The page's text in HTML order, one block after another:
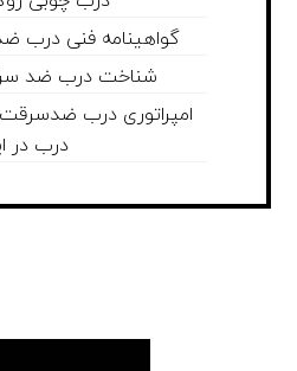
گواهینامه فنی درب ضدحریق
شناخت درب ضد
امپراتوری درب
درب در